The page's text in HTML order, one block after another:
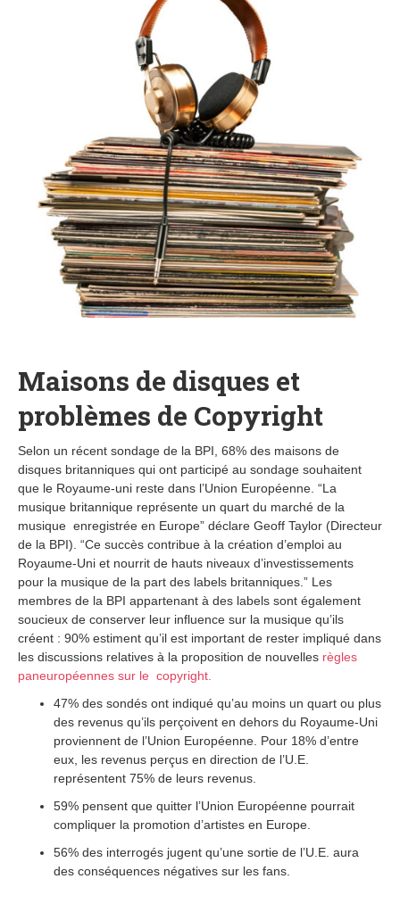
Maisons de disques et
problèmes de Copyright
Selon un récent sondage de la BPI, 68% des maisons de
disques britanniques qui ont participé au sondage souhaitent
que le Royaume-uni reste dans l’Union Européenne. “La
musique britannique représente un quart du marché de la
musique enregistrée en Europe” déclare Geoff Taylor (Directeur
de la BPI). “Ce succès contribue à la création d’emploi au
Royaume-Uni et nourrit de hauts niveaux d’investissements
pour la musique de la part des labels britanniques.” Les
membres de la BPI appartenant à des labels sont également
soucieux de conserver leur influence sur la musique qu’ils
créent : 90% estiment qu’il est important de rester impliqué dans
les discussions relatives à la proposition de nouvelles règles
paneuropéennes sur le copyright.
47% des sondés ont indiqué qu’au moins un quart ou plus
des revenus qu’ils perçoivent en dehors du Royaume-Uni
proviennent de l’Union Européenne. Pour 18% d’entre
eux, les revenus perçus en direction de l’U.E.
représentent 75% de leurs revenus.
59% pensent que quitter l’Union Européenne pourrait
compliquer la promotion d’artistes en Europe.
56% des interrogés jugent qu’une sortie de l’U.E. aura
des conséquences négatives sur les fans.